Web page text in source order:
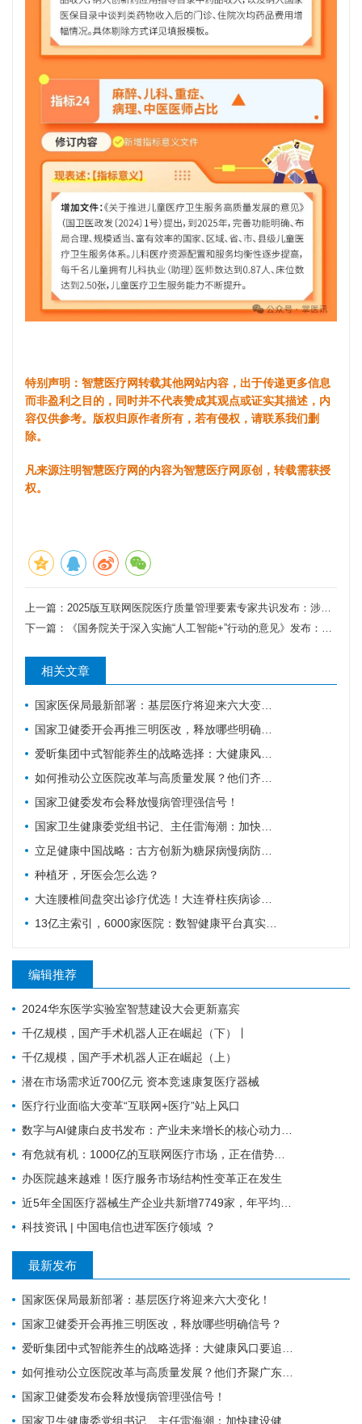
特别声明：智慧医疗网转载其他网站内容，出于传递更多信息
而非盈利之目的，同时并不代表赞成其观点或证实其描述，内
容仅供参考。版权归原作者所有，若有侵权，请联系我们删
除。
凡来源注明智慧医疗网的内容为智慧医疗网原创，转载需获授
权。
上一篇： 2025版互联网医院医疗质量管理要素专家共识发布：涉及AI应用、电子病历......
下一篇：
《国务院关于深入实施“人工智能+”行动的意见》发布：推动AI+医疗应用
相关文章
国家医保局最新部署：基层医疗将迎来六大变化！
国家卫健委开会再推三明医改，释放哪些明确信号？
爱昕集团中式智能养生的战略选择：大健康风口要追，赋能产业的根基要扎
如何推动公立医院改革与高质量发展？他们齐聚广东为9个地市出谋划策→
国家卫健委发布会释放慢病管理强信号！
国家卫生健康委党组书记、主任雷海潮：加快建设健康中国
立足健康中国战略：古方创新为糖尿病慢病防控注入中医药力量
种植牙，牙医会怎么选？
大连腰椎间盘突出诊疗优选！大连脊柱疾病诊疗科普
13亿主索引，6000家医院：数智健康平台真实进度
编辑推荐
2024华东医学实验室智慧建设大会更新嘉宾
千亿规模，国产手术机器人正在崛起（下）丨
千亿规模，国产手术机器人正在崛起（上）
潜在市场需求近700亿元 资本竞速康复医疗器械
医疗行业面临大变革“互联网+医疗”站上风口
数字与AI健康白皮书发布：产业未来增长的核心动力，引领竞争格局
有危就有机：1000亿的互联网医疗市场，正在借势破局
办医院越来越难！医疗服务市场结构性变革正在发生
近5年全国医疗器械生产企业共新增7749家，年平均增长1550家
科技资讯 | 中国电信也进军医疗领域 ？
最新发布
国家医保局最新部署：基层医疗将迎来六大变化！
国家卫健委开会再推三明医改，释放哪些明确信号？
爱昕集团中式智能养生的战略选择：大健康风口要追，赋能产业的根基要扎
如何推动公立医院改革与高质量发展？他们齐聚广东为9个地市出谋划策→
国家卫健委发布会释放慢病管理强信号！
国家卫生健康委党组书记、主任雷海潮：加快建设健康中国